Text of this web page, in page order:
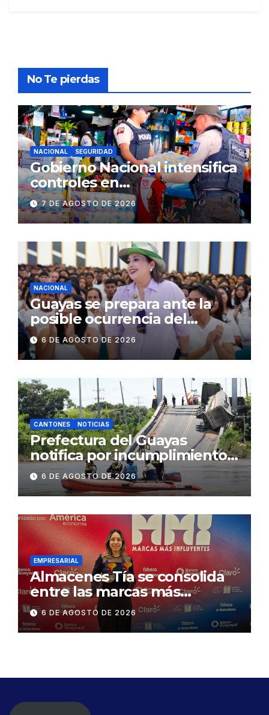
No Te pierdas
NACIONAL SEGURIDAD
Gobierno Nacional intensifica
controles en
establecimientos y espacios
públicos de Pichincha: 684
operativos en zonas
comerciales y de
concurrencia
7 DE AGOSTO DE 2026
NACIONAL
Guayas se prepara ante la
posible ocurrencia del
fenómeno de El Niño:
Gobierno Nacional capacita a
2.500 jóvenes
6 DE AGOSTO DE 2026
CANTONES NOTICIAS
Prefectura del Guayas
notifica por incumplimiento
contractual a la
Concesionaria CONORTE y
exige celeridad en
desmontaje del puente
Gonzalo Icaza Cornejo, en
Daule
6 DE AGOSTO DE 2026
EMPRESARIAL
Almacenes Tía se consolida
entre las marcas más
influyentes del Ecuador
6 DE AGOSTO DE 2026